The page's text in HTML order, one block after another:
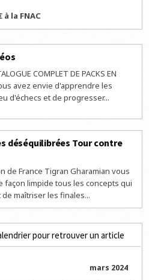
la FNAC
COMPLET DE PACKS EN
avez envie d'apprendre les
d'échecs et de progresser...
déséquilibrées Tour contre
de France Tigran Gharamian vous
façon limpide tous les concepts qui
maîtriser les finales...
pour retrouver un article
mars 2024